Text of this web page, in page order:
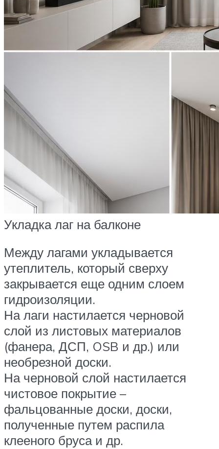
Укладка лаг на балконе
Между лагами укладывается
утеплитель, который сверху
закрывается еще одним слоем
гидроизоляции.
На лаги настилается черновой
слой из листовых материалов
(фанера, ДСП, OSB и др.) или
необрезной доски.
На черновой слой настилается
чистовое покрытие –
фальцованные доски, доски,
полученные путем распила
клееного бруса и др.